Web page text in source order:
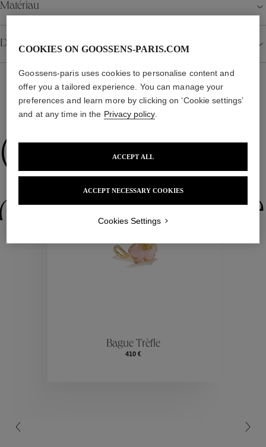
Matériau
Détails
NOUS VOUS PROPOSONS ÉGALEMENT
Collections
Collections
Bague Trèfle
410 €
COOKIES ON GOOSSENS-PARIS.COM
Goossens-paris uses cookies to personalise content and
offer you a tailored experience. You can manage your
preferences and learn more by clicking on ‘Cookie settings’
and at any time in the Privacy policy.
ACCEPT NECESSARY COOKIES
ACCEPT ALL
Cookies Settings